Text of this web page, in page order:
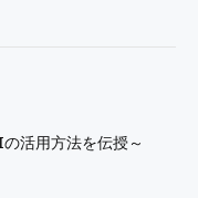
活用方法を伝授～